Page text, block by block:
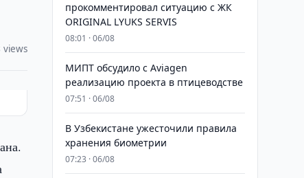
views
прокомментировал ситуацию с ЖК
ORIGINAL LYUKS SERVIS
08:01 · 06/08
МИПТ обсудило с Aviagen
реализацию проекта в птицеводстве
07:51 · 06/08
В Узбекистане ужесточили правила
хранения биометрии
07:23 · 06/08